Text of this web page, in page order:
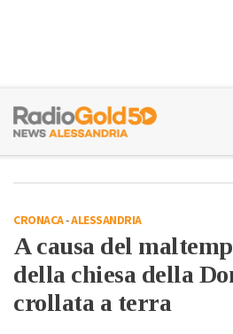
CRONACA-ALESSANDRIA
A causa del
della chiesa della
crollata a terra